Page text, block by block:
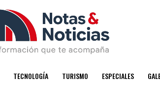
TECNOLOGÍA TURISMO ESPECIALES